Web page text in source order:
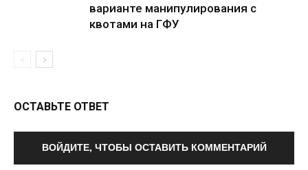
варианте манипулирования с
квотами на ГФУ
ОСТАВЬТЕ ОТВЕТ
ВОЙДИТЕ, ЧТОБЫ ОСТАВИТЬ КОММЕНТАРИЙ